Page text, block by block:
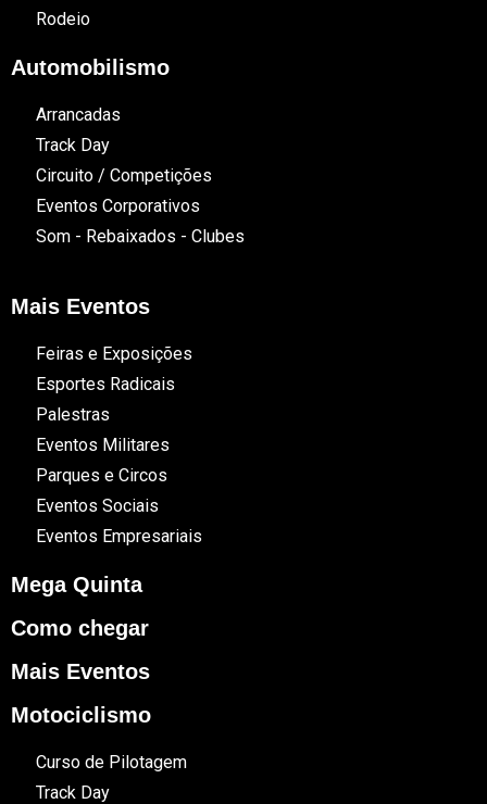
Rodeio
Automobilismo
Arrancadas
Track Day
Circuito / Competições
Eventos Corporativos
Som - Rebaixados - Clubes
Mais Eventos
Feiras e Exposições
Esportes Radicais
Palestras
Eventos Militares
Parques e Circos
Eventos Sociais
Eventos Empresariais
Mega Quinta
Como chegar
Mais Eventos
Motociclismo
Curso de Pilotagem
Track Day